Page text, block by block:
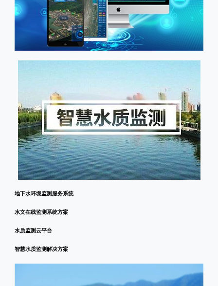
地下水环境监测服务系统
水文在线监测系统方案
水质监测云平台
智慧水质监测解决方案